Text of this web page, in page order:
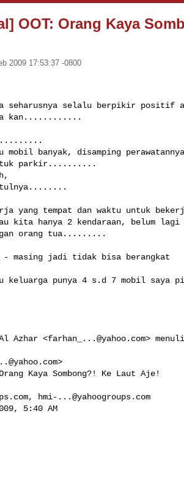
OOT: Orang Kaya
2009 17:53:37 -0800
seharusnya selalu berpikir
kita kan............
mobil banyak, disamping
parkir..........
yang tempat dan waktu untuk
kita hanya 2 kendaraan, belum lagi
orang tua.........
- masing jadi tidak bisa berangkat
keluarga punya 4 s.d 7 mobil saya
Azhar <farhan_...@yahoo.com>
>
Kaya Sombong?! Ke Laut Aje!
,
hmi-...@yahoogroups.com
5:40 AM